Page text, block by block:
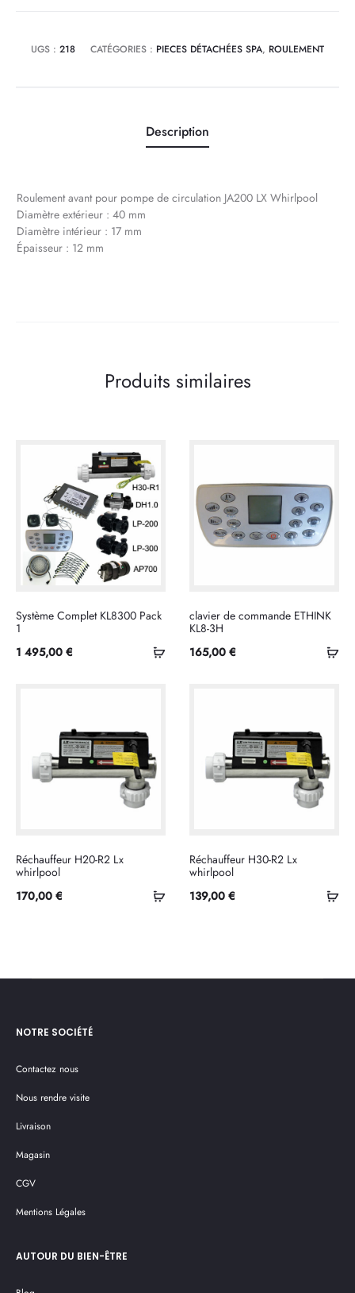
UGS : 218 CATÉGORIES : PIECES DÉTACHÉES SPA, ROULEMENT
Description
Roulement avant pour pompe de circulation JA200 LX Whirlpool
Diamètre extérieur : 40 mm
Diamètre intérieur : 17 mm
Épaisseur : 12 mm
Produits similaires
Ajouter
Système Complet KL8300 Pack
1
1 495,00 €
clavier de commande ETHINK
KL8-3H
165,00 €
Ajouter
Réchauffeur H20-R2 Lx
whirlpool
170,00 €
Réchauffeur H30-R2 Lx
whirlpool
139,00 €
NOTRE SOCIÉTÉ
Contactez nous
Nous rendre visite
Livraison
Magasin
CGV
Mentions Légales
AUTOUR DU BIEN-ÊTRE